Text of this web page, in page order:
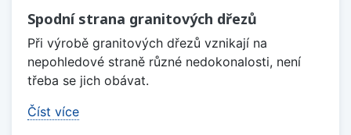
Spodní strana granitových dřezů
Při výrobě granitových dřezů vznikají na
nepohledové straně různé nedokonalosti, není
třeba se jich obávat.
Číst více